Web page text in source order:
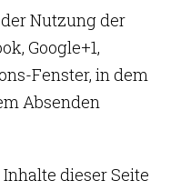
Nutzung der
Google+1,
Fenster, in dem
Absenden
dieser Seite